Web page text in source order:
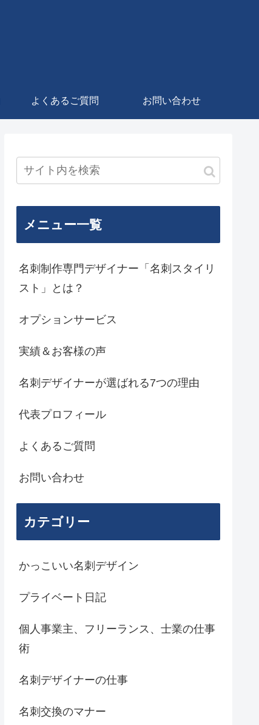
よくあるご質問 お問い合わせ
メニュー一覧
名刺制作専門デザイナー「名刺スタイリ
スト」とは？
オプションサービス
実績＆お客様の声
名刺デザイナーが選ばれる7つの理由
代表プロフィール
よくあるご質問
お問い合わせ
カテゴリー
かっこいい名刺デザイン
プライベート日記
個人事業主、フリーランス、士業の仕事
術
名刺デザイナーの仕事
名刺交換のマナー